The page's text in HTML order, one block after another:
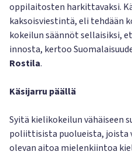
oppilaitosten harkittavaksi.
kaksoisviestintä, eli tehdään
kokeilun säännöt sellaisiksi,
innosta, kertoo
Rostila.
Käsijarru päällä
Syitä kielikokeilun vähäiseen
poliittisista puolueista, joista
olevan aitoa mielenkiintoa